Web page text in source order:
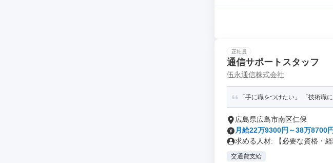
正社員
通信サポートスタッフ
伍永通信株式会社
「手に職をつけたい」 「技術職
広島県広島市南区仁保
月給22万9300円～38万8700円
求める人材: 【必要な資格・
交通費支給